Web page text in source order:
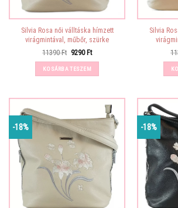
Silvia Rosa női válltáska hímzett
virágmintával, műbőr, szürke
11390Ft Original
was:
11390 Ft.
9290 FtCurrent
KOSÁRBA TESZEM
Silvia
-18% -18%